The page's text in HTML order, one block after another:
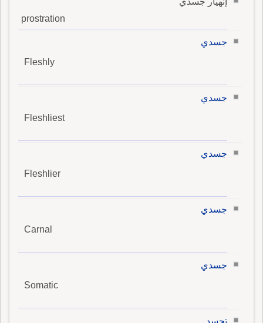
prostration
جسدي
Fleshly
جسدي
Fleshliest
جسدي
Fleshlier
جسدي
Carnal
جسدي
Somatic